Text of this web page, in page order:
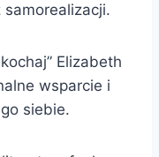
samorealizacji.
Elizabeth
wsparcie i
siebie.